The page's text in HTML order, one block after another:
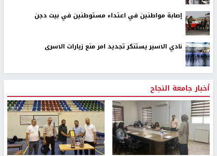
إصابة مواطنين في اعتداء مستوطنين في بيت دجن
نادي الاسير يستنكر تجديد امر منع زيارات الاسرى
أخبار جامعة النجاح